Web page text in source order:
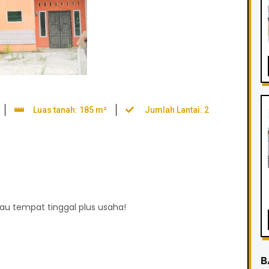
Luas tanah: 185 m² Jumlah Lantai: 2
tempat tinggal plus usaha!